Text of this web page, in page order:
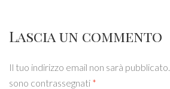
Lascia un commento
Il tuo indirizzo email non sarà pubblicato.
sono contrassegnati *